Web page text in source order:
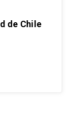
de Chile